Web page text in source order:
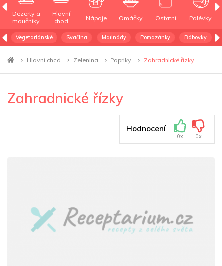
Dezerty a
moučníky
Hlavní
chod
Nápoje Omáčky Ostatní Polévky
Vegetariánské Svačina Marinády Pomazánky Bábovky
Hlavní chod Zelenina Papriky Zahradnické řízky
Zahradnické řízky
Hodnocení
0x 0x